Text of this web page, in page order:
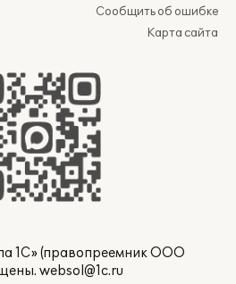
Сообщить об ошибке
Карта сайта
1С» (правопреемник ООО
websol@1c.ru